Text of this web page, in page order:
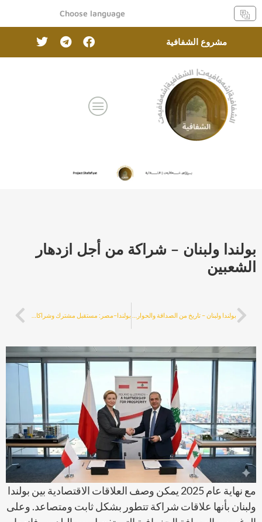
Choose language
مشروع الشفافیة
بولندا ولبنان – شراكة من أجل ازدهار
الشعبين
مع نهاية عام 2025 يمكن وصف العلاقات الاقتصادية بين بولندا
ولبنان بأنها علاقات شراكة تتطور بشكل ثابت ومتصاعد. وعلى